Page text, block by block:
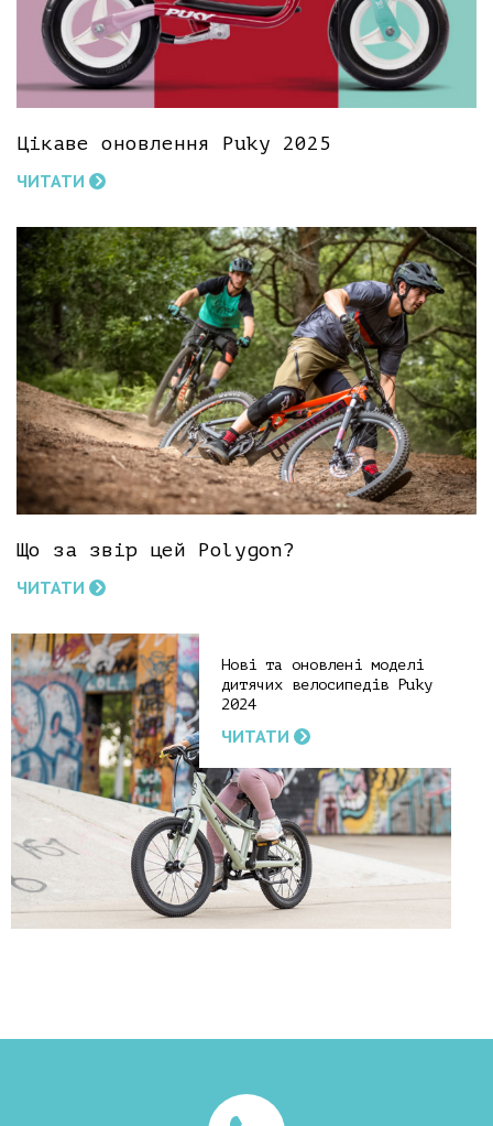
Цікаве оновлення Puky 2025
ЧИТАТИ
Що за звір цей Polygon?
ЧИТАТИ
Нові та оновлені моделі
дитячих велосипедів Puky
2024
ЧИТАТИ